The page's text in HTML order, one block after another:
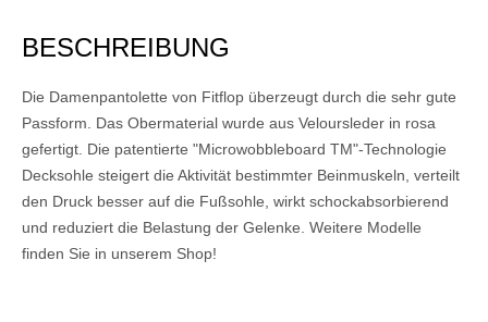
BESCHREIBUNG
Die Damenpantolette von Fitflop überzeugt durch die sehr gute
Passform. Das Obermaterial wurde aus Veloursleder in rosa
gefertigt. Die patentierte "Microwobbleboard TM"-Technologie
Decksohle steigert die Aktivität bestimmter Beinmuskeln, verteilt
den Druck besser auf die Fußsohle, wirkt schockabsorbierend
und reduziert die Belastung der Gelenke. Weitere Modelle
finden Sie in unserem Shop!